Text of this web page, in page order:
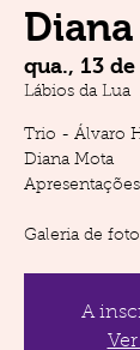
qua., 13
Lábios da Lua
Trio - Álvaro
Diana Mota
Galeria de
A